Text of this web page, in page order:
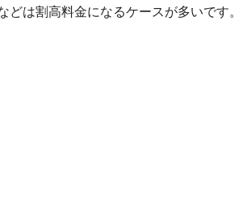
どは割高料金になるケースが多いです。